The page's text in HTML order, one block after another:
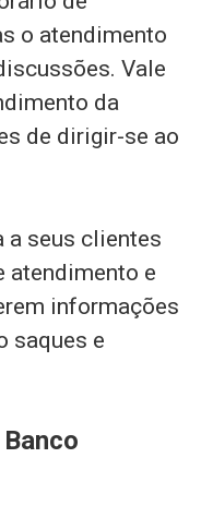
o atendimento
Vale
da
de dirigir-se ao
a seus clientes
atendimento e
informações
saques e